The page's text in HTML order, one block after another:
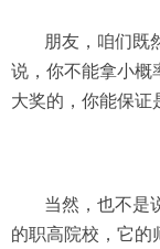
朋友，咱们既
说，你不能拿小概
大奖的，你能保证
当然，也不是
的职高院校，它的